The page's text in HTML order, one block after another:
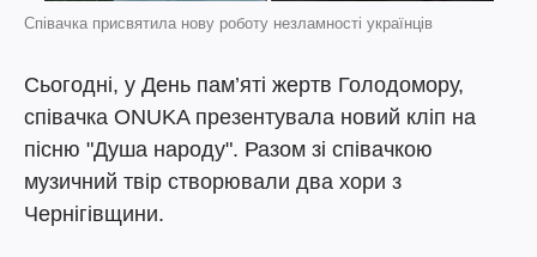
Співачка присвятила нову роботу незламності українців
Сьогодні, у День пам’яті жертв Голодомору,
співачка ONUKA презентувала новий кліп на
пісню "Душа народу". Разом зі співачкою
музичний твір створювали два хори з
Чернігівщини.